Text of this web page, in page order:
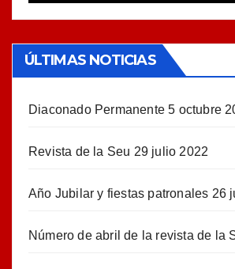
ÚLTIMAS NOTICIAS
Diaconado Permanente 5 octubre
Revista de la Seu 29 julio 2022
Año Jubilar y fiestas patronales 26
Número de abril de la revista de la